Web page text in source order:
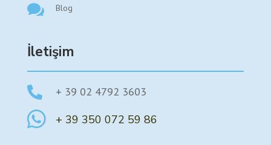
 Blog
İletişim
 + 39 02 4792 3603
 + 39 350 072 59 86